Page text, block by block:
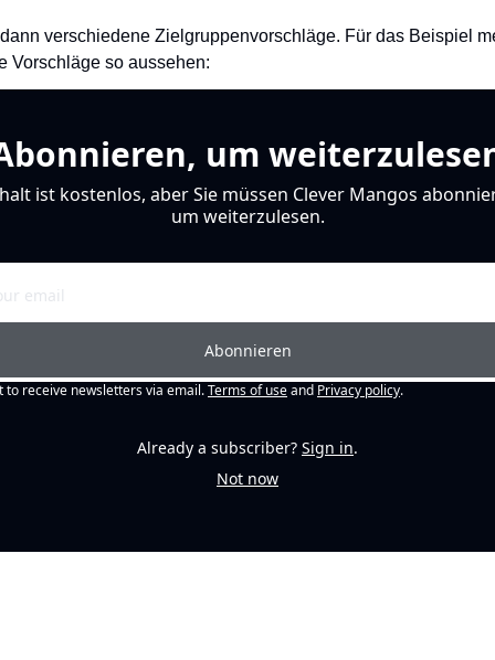
verschiedene Zielgruppenvorschläge. Für das Beispiel
Vorschläge so aussehen:
um
ist kostenlos, aber Sie müssen Clever Mangos
um weiterzulesen.
Abonnieren
to receive newsletters via email.Terms of useand Privacy policy.
Already a subscriber? Sign in.
Not now